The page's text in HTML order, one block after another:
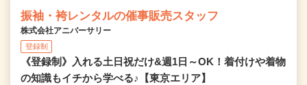
振袖・袴レンタルの催事販売スタッフ
株式会社アニバーサリー
登録制
《登録制》入れる土日祝だけ&週1日～OK！着付けや着物
の知識もイチから学べる♪【東京エリア】